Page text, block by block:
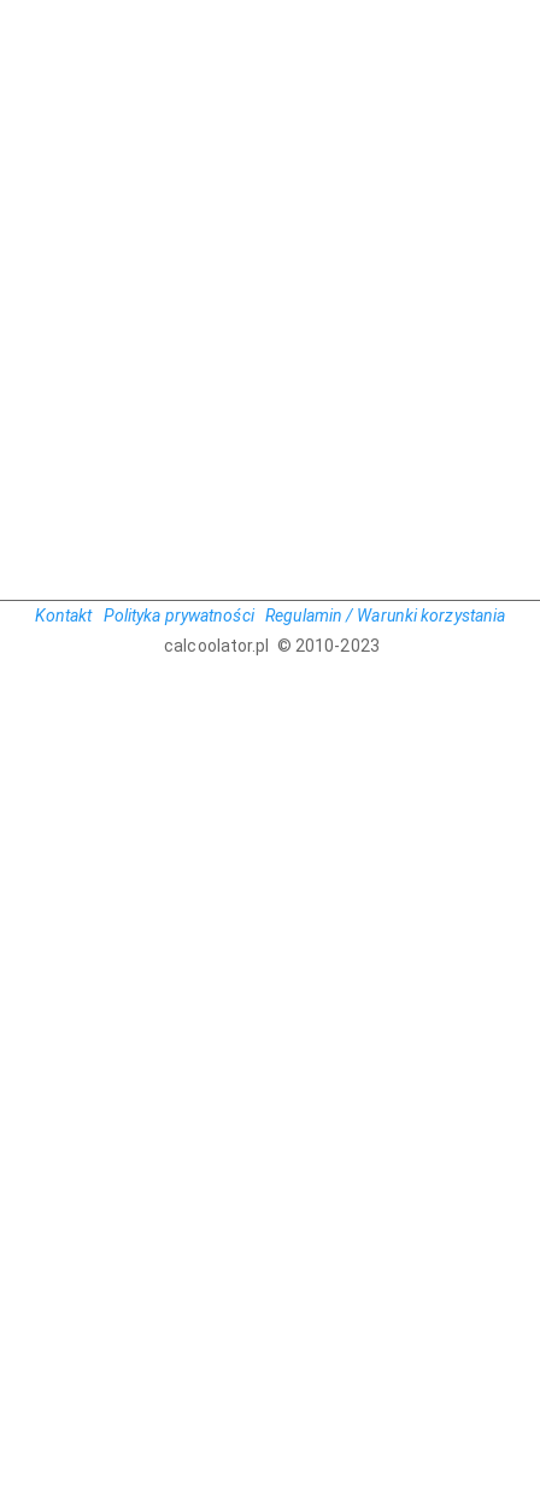
Kontakt Polityka prywatności Regulamin / Warunki korzystania
calcoolator.pl © 2010-2023